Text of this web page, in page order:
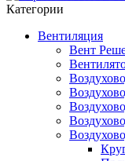
Категории
Вентиляция
Вент